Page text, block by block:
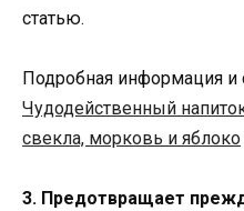
статью.
Подробная информация и
Чудодейственный
свекла, морковь и яблоко
3. Предотвращает